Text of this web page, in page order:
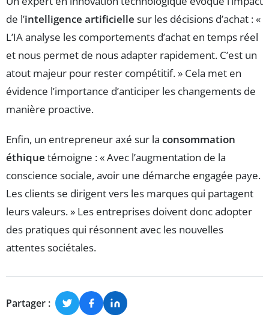
de l’intelligence artificielle sur les décisions d’achat : «
L’IA analyse les comportements d’achat en temps réel
et nous permet de nous adapter rapidement. C’est un
atout majeur pour rester compétitif. » Cela met en
évidence l’importance d’anticiper les changements de
manière proactive.
Enfin, un entrepreneur axé sur la consommation
éthique témoigne : « Avec l’augmentation de la
conscience sociale, avoir une démarche engagée paye.
Les clients se dirigent vers les marques qui partagent
leurs valeurs. » Les entreprises doivent donc adopter
des pratiques qui résonnent avec les nouvelles
attentes sociétales.
Partager :